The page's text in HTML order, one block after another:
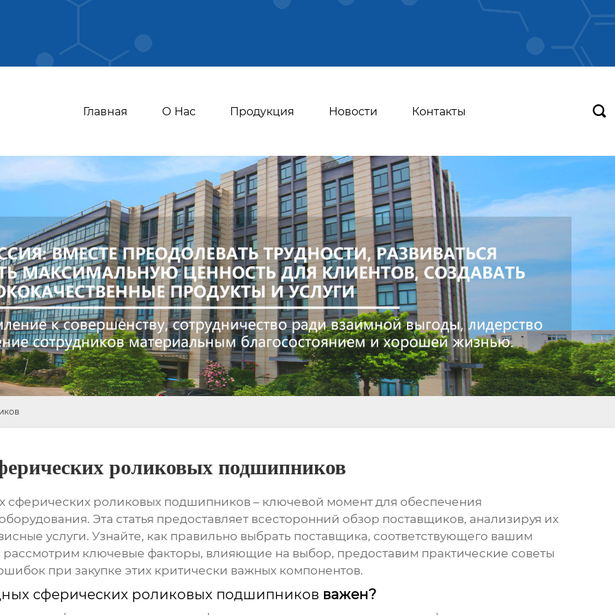
Главная О Нас Продукция Новости Контакты 
роликовых подшипников
сферических роликовых подшипников– ключевой момент для обеспечения
Эта статья предоставляет всесторонний обзор поставщиков, анализируя их
услуги. Узнайте, как правильно выбрать поставщика, соответствующего вашим
ключевые факторы, влияющие на выбор, предоставим практические советы
при закупке этих критически важных компонентов.
сферических роликовых подшипников важен?